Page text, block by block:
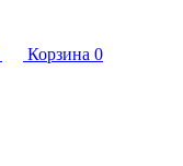
Корзина 0